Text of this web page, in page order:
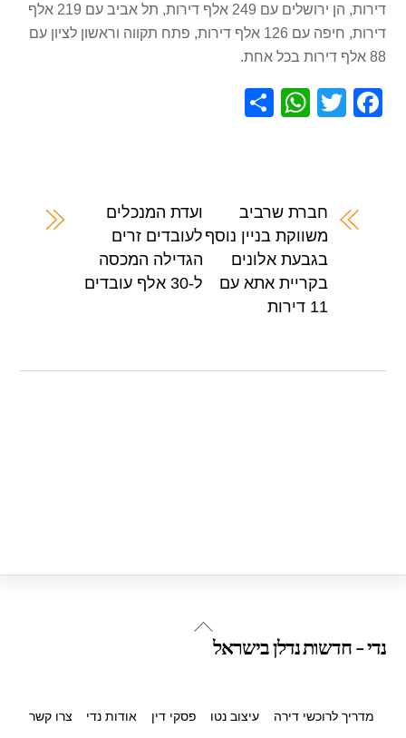
דירות, הן ירושלים עם 249 אלף דירות, תל אביב עם 219 אלף
דירות, חיפה עם 126 אלף דירות, פתח תקווה וראשון לציון עם
88 אלף דירות בכל אחת.
F
b
T
W
A
p
p
חברת שרביב
משווקת בניין נוסף
בגבעת אלונים
בקריית אתא עם
11 דירות
ועדת המנכלים
לעובדים זרים
הגדילה המכסה
ל-30 אלף עובדים
Back
נדי - חדשות נדלן בישראל
מדריך לרוכשי דירה עיצוב נטו פסקי דין אודות נדי צרו קשר